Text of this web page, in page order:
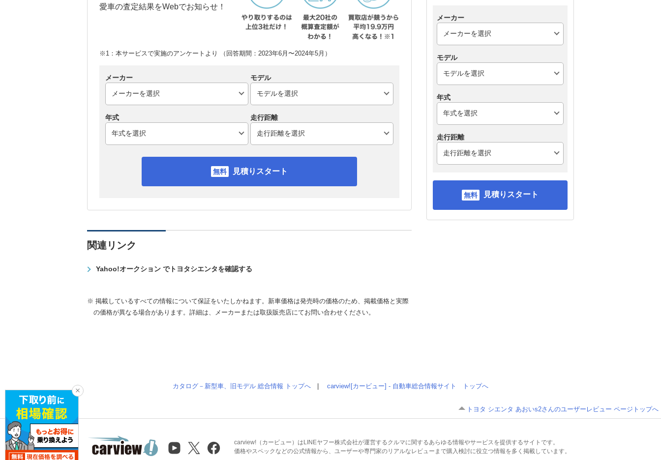
愛車の査定結果をWebでお知らせ！
※1：本サービスで実施のアンケートより （回答期間：2023年6月〜2024年5月）
メーカー モデル
年式 走行距離
見積りスタート
関連リンク
Yahoo!オークション でトヨタシエンタを確認する
※ 掲載しているすべての情報について保証をいたしかねます。新車価格は発売時の価格のため、掲載価格と実際
の価格が異なる場合があります。詳細は、メーカーまたは取扱販売店にてお問い合わせください。
メーカー
モデル
年式
走行距離
見積りスタート
カタログ－新型車、旧モデル 総合情報 トップへ carview![カービュー] - 自動車総合情報サイト トップへ
トヨタ シエンタ あおいs2さんのユーザーレビュー ページトップへ
carview!（カービュー）はLINEヤフー株式会社が運営するクルマに関するあらゆる情報やサービスを提供するサイトです。
価格やスペックなどの公式情報から、ユーザーや専門家のリアルなレビューまで購入検討に役立つ情報を多く掲載しています。